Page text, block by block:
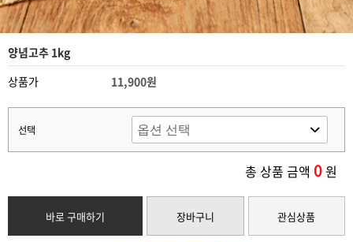
양념고추 1kg
상품가
11,900원
선택
총 상품 금액 0원
바로 구매하기 장바구니 관심상품